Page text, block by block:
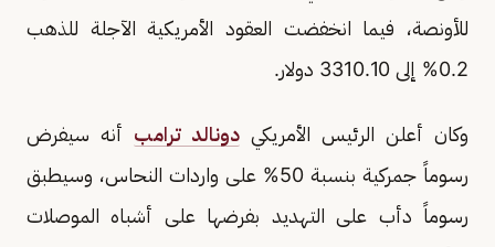
للأونصة، فيما انخفضت العقود الأمريكية الآجلة للذهب
0.2% إلى 3310.10 دولار.
وكان أعلن الرئيس الأمريكي دونالد ترامب أنه سيفرض
رسوماً جمركية بنسبة 50% على واردات النحاس، وسيطبق
رسوماً دأب على التهديد بفرضها على أشباه الموصلات